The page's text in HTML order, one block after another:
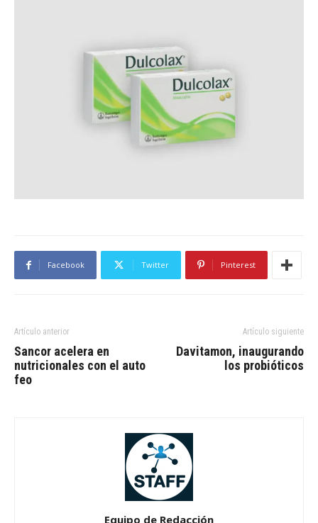
Facebook Twitter Pinterest
Artículo anterior
Sancor acelera en
nutricionales con el auto
feo
Artículo siguiente
Davitamon, inaugurando
los probióticos
Equipo de Redacción